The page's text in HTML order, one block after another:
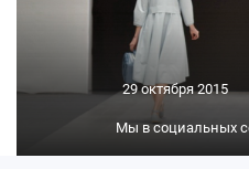
29 октября 2015
Мы в социальных